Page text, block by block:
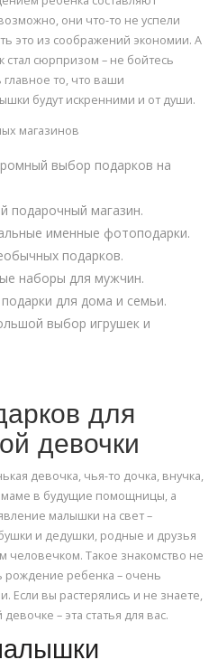
они что-то не успели
это из соображений экономии. А
стал сюрпризом – не бойтесь
главное то, что ваши
будут искренними и от души.
магазинов
выбор подарков на
подарочный магазин.
именные фотоподарки.
подарков.
наборы для мужчин.
для дома и семьи.
выбор игрушек и
для
девочки
девочка, чья-то дочка, внучка,
в будущие помощницы, а
малышки на свет –
и дедушки, родные и друзья
человечком. Такое знакомство не
рождение ребенка – очень
Если вы растерялись и не знаете,
– эта статья для вас.